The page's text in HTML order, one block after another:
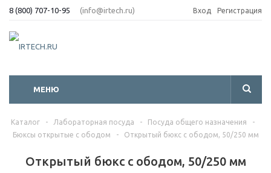
8 (800) 707-10-95 (info@irtech.ru) Вход Регистрация
МЕНЮ
Каталог - Лабораторная посуда - Посуда общего назначения
-
Бюксы открытые с ободом
- Открытый бюкс с ободом, 50/250 мм
Открытый бюкс с ободом, 50/250 мм